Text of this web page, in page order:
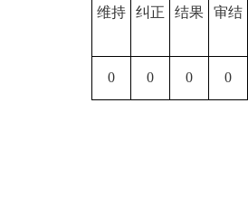
维持 纠正 结果 审结
0 0 0 0